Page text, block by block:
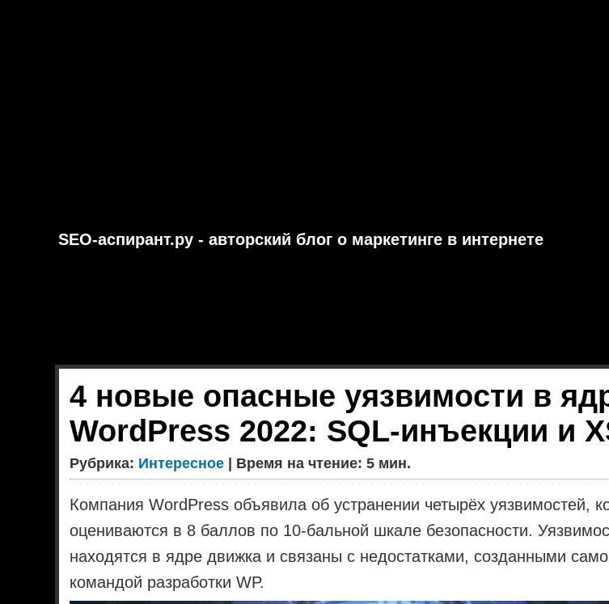
SEO-аспирант.ру - авторский блог о маркетинге в интернете
4 новые опасные уязвимости в
WordPress 2022: SQL-инъекции и
Рубрика: Интересное | Время на чтение: 5 мин.
Компания WordPress объявила об устранении четырёх уязвимостей,
оцениваются в 8 баллов по 10-бальной шкале безопасности.
находятся в ядре движка и связаны с недостатками, созданными
командой разработки WP.